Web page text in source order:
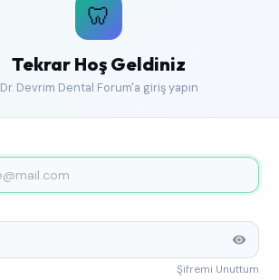
🦷
Tekrar Hoş Geldiniz
Dr. Devrim Dental Forum'a giriş yapın
Şifremi Unuttum